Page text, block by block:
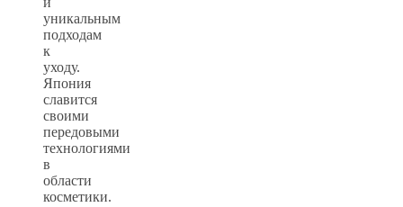
уникальным
подходам
к
уходу.
Япония
славится
своими
передовыми
технологиями
в
области
косметики.